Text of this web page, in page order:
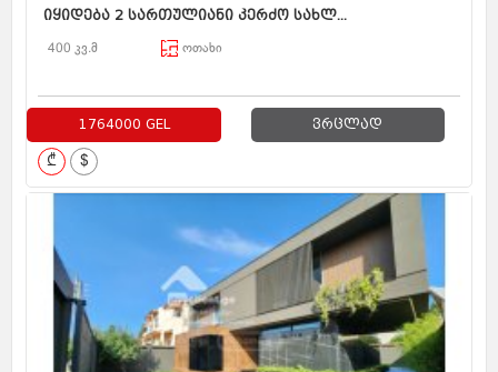
იყიდება 2 სართულიანი კერძო სახლ...
400 კვ.მ ოთახი
1764000 GEL ვრცლად
₾ $